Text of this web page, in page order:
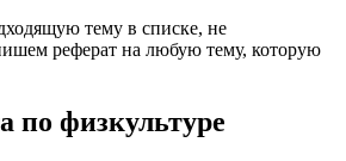
тему в списке, не
реферат на любую тему, которую
по физкультуре